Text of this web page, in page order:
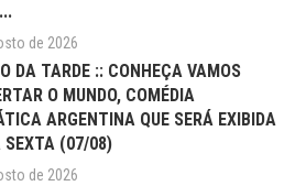
de 2026
DA TARDE :: CONHEÇA VAMOS
O MUNDO, COMÉDIA
ARGENTINA QUE SERÁ EXIBIDA
SEXTA (07/08)
de 2026